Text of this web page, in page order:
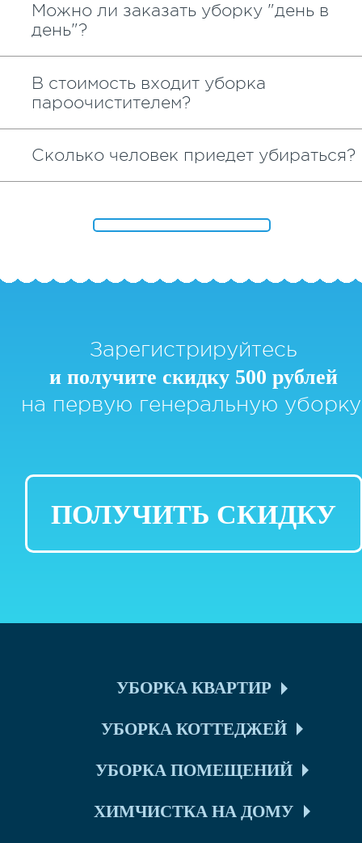
Можно ли заказать уборку "день в
день"?
В стоимость входит уборка
пароочистителем?
Сколько человек приедет убираться?
Зарегистрируйтесь
и получите скидку 500 рублей
на первую генеральную
ПОЛУЧИТЬ СКИДКУ
УБОРКА КВАРТИР
УБОРКА КОТТЕДЖЕЙ
УБОРКА ПОМЕЩЕНИЙ
ХИМЧИСТКА НА ДОМУ